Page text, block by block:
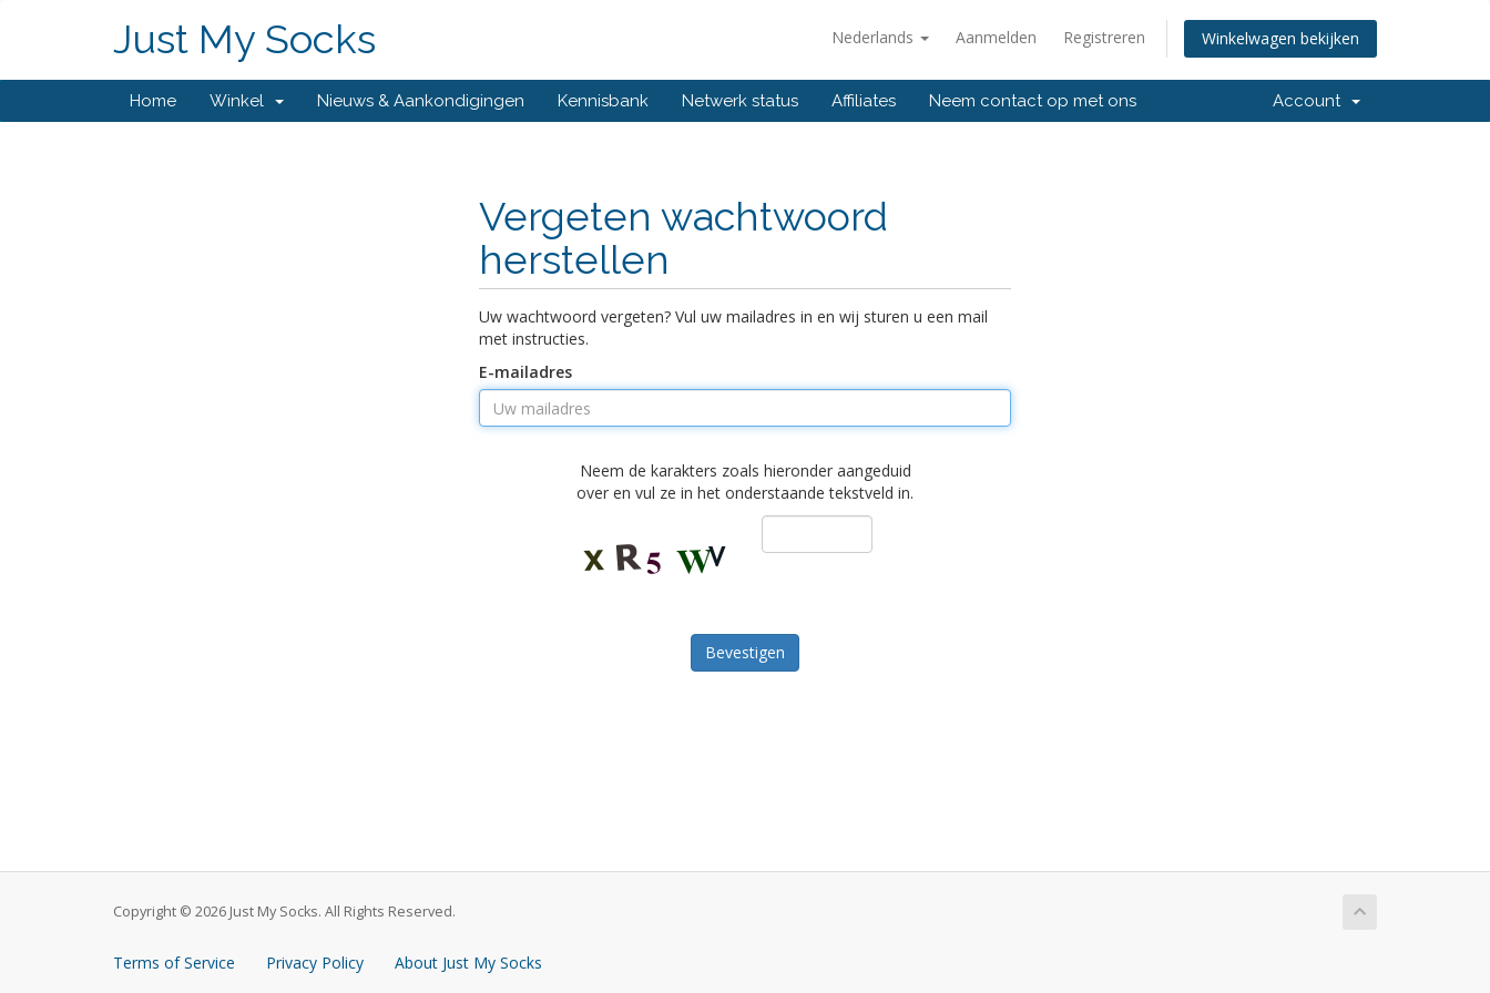
Nederlands Aanmelden Registreren Winkelwagen bekijken
Just My Socks
Home Winkel Nieuws & Aankondigingen Kennisbank Netwerk status Affiliates Neem contact op met ons Account
Vergeten wachtwoord
herstellen
Uw wachtwoord vergeten? Vul uw mailadres in en wij sturen u een mail
met instructies.
E-mailadres
Neem de karakters zoals hieronder aangeduid
over en vul ze in het onderstaande tekstveld in.
Bevestigen
Copyright © 2026 Just My Socks. All Rights Reserved.
Terms of Service Privacy Policy About Just My Socks